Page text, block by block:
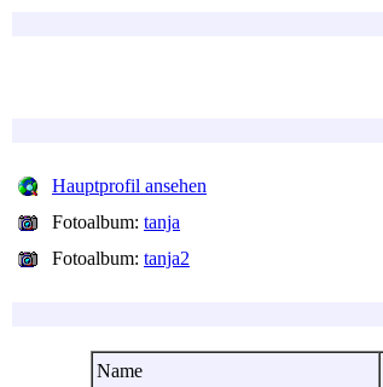
Hauptprofil ansehen
Fotoalbum: tanja
Fotoalbum: tanja2
Name